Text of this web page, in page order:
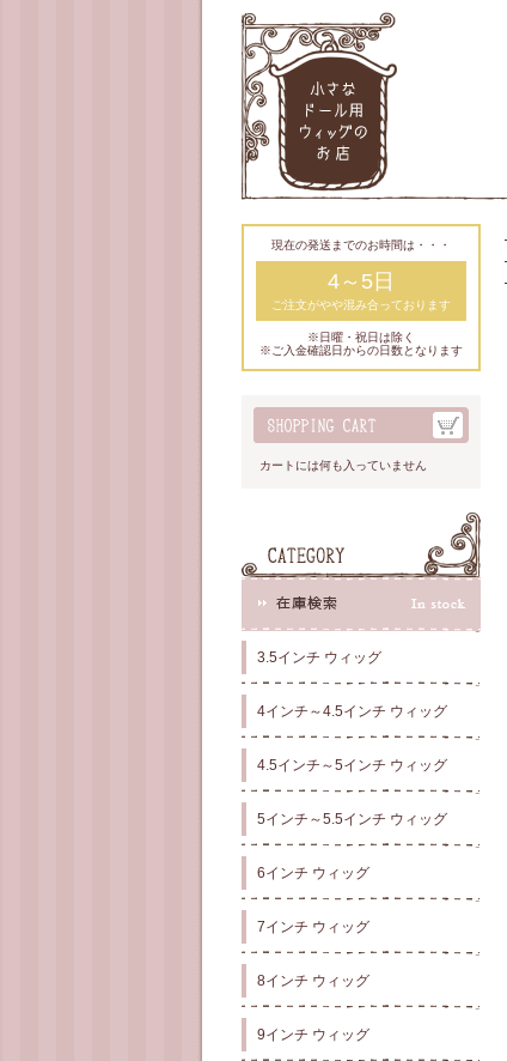
現在の発送までのお時間は・・・
4～5日
ご注文がやや混み合っております
※日曜・祝日は除く
※ご入金確認日からの日数となります
カートには何も入っていません
3.5インチ ウィッグ
4インチ～4.5インチ ウィッグ
4.5インチ～5インチ ウィッグ
5インチ～5.5インチ ウィッグ
6インチ ウィッグ
7インチ ウィッグ
8インチ ウィッグ
9インチ ウィッグ